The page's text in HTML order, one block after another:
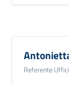
Referente